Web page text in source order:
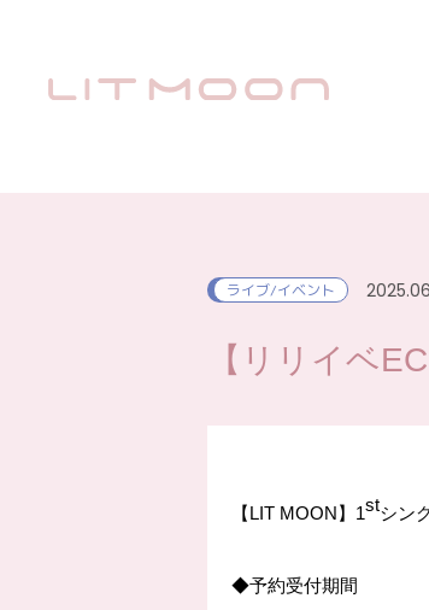
ライブ/イベント
【リリイベ
【LIT MOON】 1stシン
◆予約受付期間